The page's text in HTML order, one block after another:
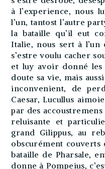
à l’experience, nous
l’un, tantost l’autre
la bataille qu’il eut
Italie, nous sert à l’un
s’estre voulu cacher
et luy avoir donné les
doute sa vie, mais
inconvenient, de
Caesar, Lucullus
par des
reluisante et
grand Gilippus, au
obscurément couverts
bataille de Pharsale,
donne à Pompeius,